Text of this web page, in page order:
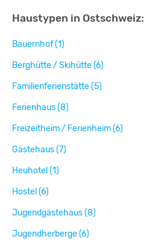
Haustypen in Ostschweiz:
Bauernhof (1)
Berghütte / Skihütte (6)
Familienferienstätte (5)
Ferienhaus (8)
Freizeitheim / Ferienheim (6)
Gästehaus (7)
Heuhotel (1)
Hostel (6)
Jugendgästehaus (8)
Jugendherberge (6)